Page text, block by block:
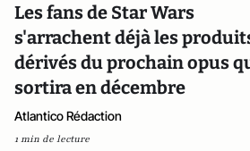
Les fans de Star Wars
s'arrachent déjà les
dérivés du prochain opus
sortira en décembre
Atlantico Rédaction
1 min de lecture